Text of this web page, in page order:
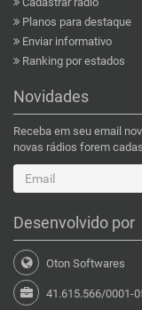
Planos para destaque
Enviar informativo
Ranking por estados
Novidades
Receba em seu email
novas rádios forem
Desenvolvido por
Oton Softwares
41.615.566/0001-